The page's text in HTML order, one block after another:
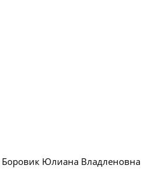
Юлиана Владленовна